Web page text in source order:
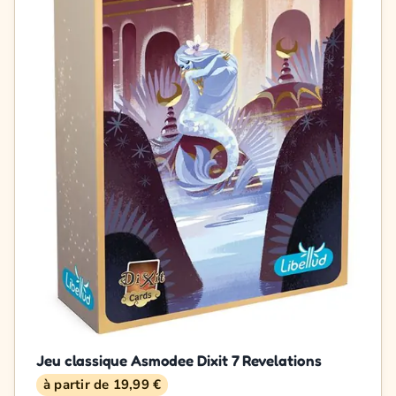
Jeu classique Asmodee Dixit 7 Revelations
à partir de 19,99 €